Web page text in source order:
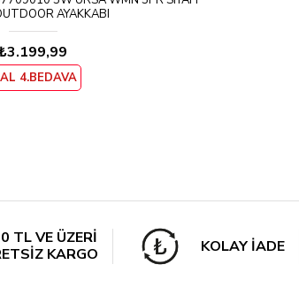
AYAKKABI
₺3.199,99
4.BEDAVA
TL VE ÜZERİ
KARGO
KOLAY İADE